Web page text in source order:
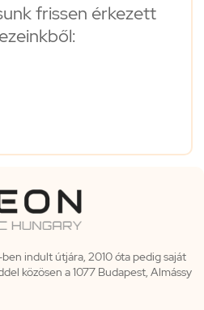
frissen érkezett
indult útjára, 2010 óta pedig saját
közösen a 1077 Budapest, Almássy